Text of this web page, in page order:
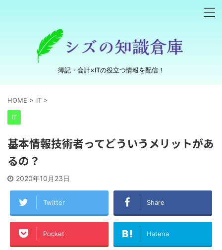
簿記・会計×ITの役立つ情報を配信！
HOME > IT >
IT
基本情報技術者ってどういうメリットがあ
るの？
2020年10月23日
Twitter Share
Pocket Hatena